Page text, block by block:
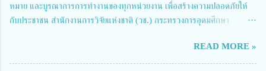
หมาย และบูรณาการการทำงานของทุกหน่วยงาน เพื่อสร้างความปลอดภัยให้
กับประชาชน สำนักงานการวิจัยแห่งชาติ (วช.) กระทรวงการอุดมศึกษา
สมาคมวิศวกรรมชีวการแพทย์ไทย จัดการประชุมเผยแพร่ผลการดำเนินงาน
โครงการการวิจัยเชิงปฏิบัติการโดยบูรณาการทุกภาคส่วน เพื่อลดอุบัติเหตุและ
READ MORE »